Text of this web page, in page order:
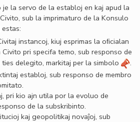
la servo de la establoj en kaj apud la
sub la imprimaturo de la Konsulo
instancoj, kiuj esprimas la oﬁcialan
pri specifa temo, sub responso de
delegito, markitaj per la simbolo
.
establoj, sub responso de membro
pri kio ajn utila por la evoluo de
de la subskribinto.
kaj geopolitikaj novaĵoj, sub